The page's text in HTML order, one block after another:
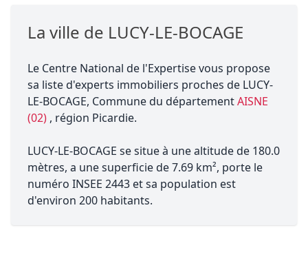
La ville de LUCY-LE-BOCAGE
Le Centre National de l'Expertise vous propose
sa liste d'experts immobiliers proches de LUCY-
LE-BOCAGE, Commune du départementAISNE
(02) , région Picardie.
LUCY-LE-BOCAGE se situe à une altitude de 180.0
mètres, a une superficie de 7.69 km², porte le
numéro INSEE 2443 et sa population est
d'environ 200 habitants.